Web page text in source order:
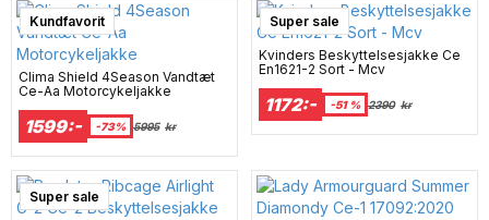
Super sale
Kundfavorit
Clima Shield 4Season Vandtæt
Ce-Aa Motorcykeljakke
1599:- -73% 5995 kr
Super sale
Kvinders Beskyttelsesjakke Ce
En1621-2 Sort - Mcv
1172:- -51 % 2390 kr
Super sale